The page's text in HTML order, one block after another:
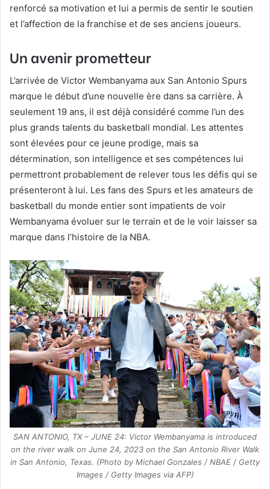
renforcé sa motivation et lui a permis de sentir le soutien
et l’affection de la franchise et de ses anciens joueurs.
Un avenir prometteur
L’arrivée de Victor Wembanyama aux San Antonio Spurs
marque le début d’une nouvelle ère dans sa carrière. À
seulement 19 ans, il est déjà considéré comme l’un des
plus grands talents du basketball mondial. Les attentes
sont élevées pour ce jeune prodige, mais sa
détermination, son intelligence et ses compétences lui
permettront probablement de relever tous les défis qui se
présenteront à lui. Les fans des Spurs et les amateurs de
basketball du monde entier sont impatients de voir
Wembanyama évoluer sur le terrain et de le voir laisser sa
marque dans l’histoire de la NBA.
SAN ANTONIO, TX – JUNE 24: Victor Wembanyama is introduced
on the river walk on June 24, 2023 on the San Antonio River Walk
in San Antonio, Texas. (Photo by Michael Gonzales / NBAE / Getty
Images / Getty Images via AFP)